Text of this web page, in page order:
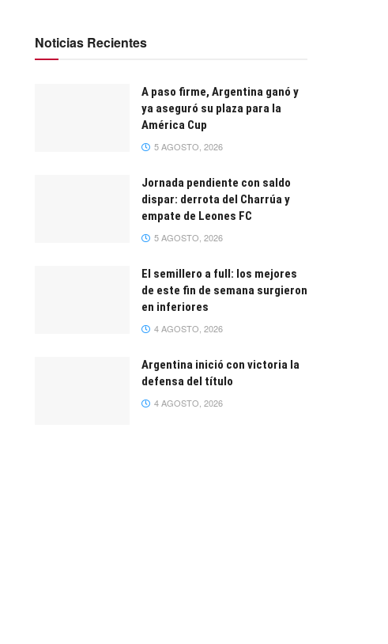
Noticias Recientes
A paso firme, Argentina ganó y
ya aseguró su plaza para la
América Cup
5 AGOSTO, 2026
Jornada pendiente con saldo
dispar: derrota del Charrúa y
empate de Leones FC
5 AGOSTO, 2026
El semillero a full: los mejores
de este fin de semana surgieron
en inferiores
4 AGOSTO, 2026
Argentina inició con victoria la
defensa del título
4 AGOSTO, 2026